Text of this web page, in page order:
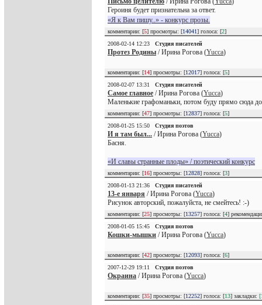
Героиня будет признательна за ответ.
«Я к Вам пишу..» - конкурс прозы.
комментарии: [5] просмотры: [14041] голоса: [2]
2008-02-14 12:23
Студия писателей
Протез Родины / Ирина Рогова (Yucca)
комментарии: [14] просмотры: [12017] голоса: [5]
2008-02-07 13:31
Студия писателей
Самое главное / Ирина Рогова (Yucca)
Маленькие графоманьки, потом буду прямо сюда
комментарии: [47] просмотры: [12837] голоса: [5]
2008-01-25 15:50
Студия поэтов
И я там был... / Ирина Рогова (Yucca)
Басня.
«И славы странные плоды» / поэтический конкурс
комментарии: [16] просмотры: [12828] голоса: [3]
2008-01-13 21:36
Студия писателей
13-е января / Ирина Рогова (Yucca)
Рисунок авторский, пожалуйста, не смейтесь! :-)
комментарии: [25] просмотры: [13257] голоса: [4]
2008-01-05 15:45
Студия поэтов
Кошки-мышки / Ирина Рогова (Yucca)
комментарии: [42] просмотры: [12093] голоса: [6]
2007-12-29 19:11
Студия поэтов
Окраина / Ирина Рогова (Yucca)
комментарии: [35] просмотры: [12252] голоса: [13] закладки: